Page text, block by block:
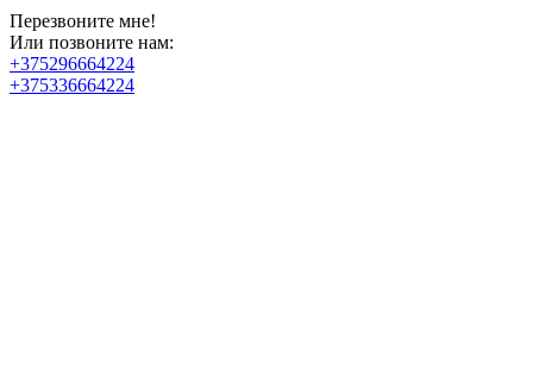
Перезвоните мне!
Или позвоните нам:
+375296664224
+375336664224